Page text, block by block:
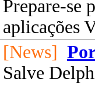
Prepare-se
aplicações
[News]
Salve